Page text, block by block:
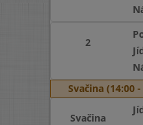
2
Svačina (14:00 -
Svačina